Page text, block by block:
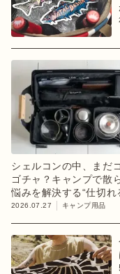
シェルコンの中、まだ
ゴチャ？キャンプで散
悩みを解決する“仕切れ
ナーケース
2026.07.27 キャンプ用品